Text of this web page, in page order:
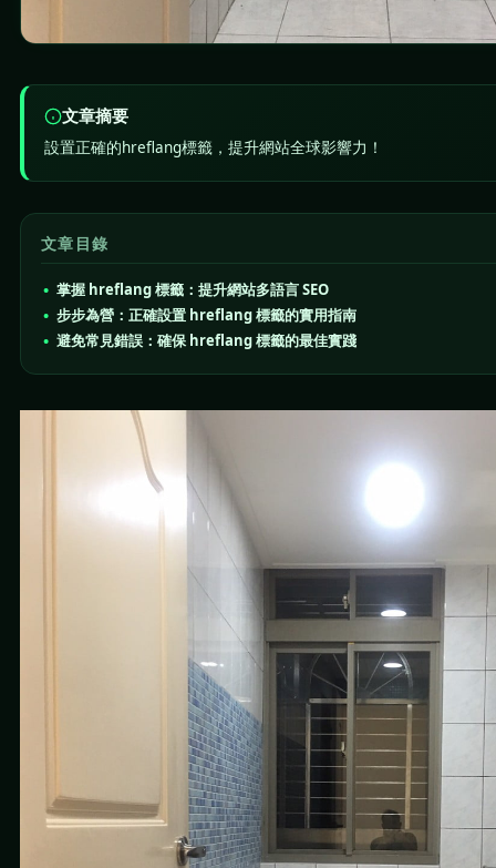
文章摘要
設置正確的hreflang標籤，提升網站全球影響力！
文章目錄
掌握 hreflang 標籤：提升網站多語言 SEO
步步為營：正確設置 hreflang 標籤的實用指南
避免常見錯誤：確保 hreflang 標籤的最佳實踐